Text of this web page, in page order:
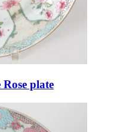
plate